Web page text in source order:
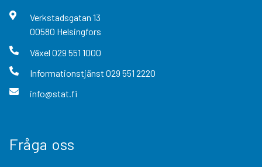
Verkstadsgatan 13
00580 Helsingfors
Växel 029 551 1000
Informationstjänst 029 551 2220
info@stat.fi
Fråga oss